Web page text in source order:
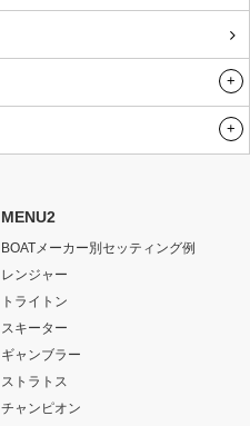
MENU2
BOATメーカー別セッティング例
レンジャー
トライトン
スキーター
ギャンブラー
ストラトス
チャンピオン